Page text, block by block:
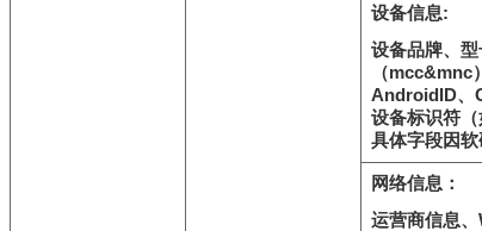
设备信息:
设备品牌、
（mcc&mnc
AndroidID、
设备标识符
具体字段因软
网络信息：
运营商信息